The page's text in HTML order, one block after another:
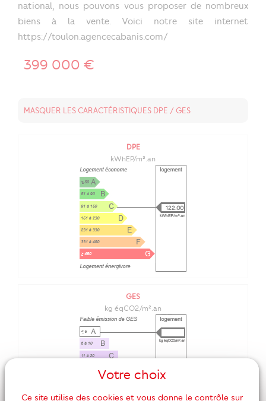
national, nous pouvons vous proposer de nombreux
biens à la vente. Voici notre site internet
https://toulon.agencecabanis.com/
399 000 €
MASQUER LES CARACTÉRISTIQUES DPE / GES
DPE
kWhEP/m².an
122.00
GES
kg éqCO2/m².an
Votre choix
Ce site utilise des cookies et vous donne le contrôle sur